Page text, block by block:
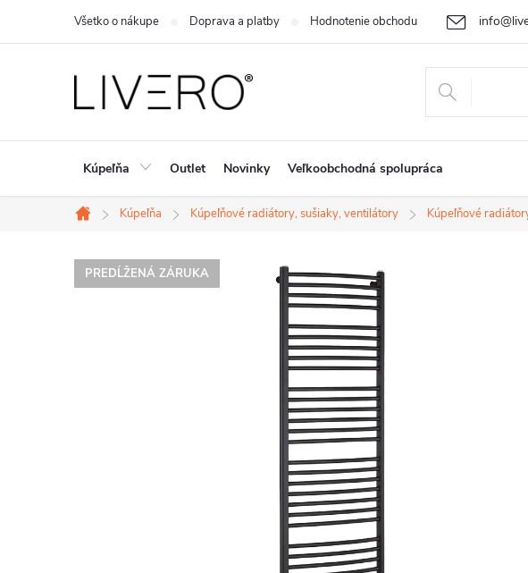
Všetko o nákupe Doprava a platby Hodnotenie obchodu Vrátenie tovaru
Kúpeľňa Outlet Novinky Veľkoobchodná spolupráca
Domov
Kúpeľňa Kúpeľňové radiátory, sušiaky, ventilátory Kúpeľňové
PREDĹŽENÁ ZÁRUKA